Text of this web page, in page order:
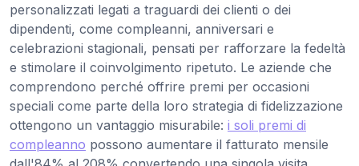
personalizzati legati a traguardi dei clienti o dei
dipendenti, come compleanni, anniversari e
celebrazioni stagionali, pensati per rafforzare la fedeltà
e stimolare il coinvolgimento ripetuto. Le aziende che
comprendono perché offrire premi per occasioni
speciali come parte della loro strategia di fidelizzazione
ottengono un vantaggio misurabile: i soli premi di
compleanno possono aumentare il fatturato mensile